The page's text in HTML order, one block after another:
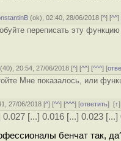
(ok), 02:40, 28/06/2018 [^] [^^]
переписать эту
(40), 20:54, 27/06/2018 [^] [^^] [^^^] [
Мне показалось, или
27/06/2018 [^] [^^] [^^^] [ответить][↑
[...] 0.016 [...] 0.023 [...]
бенчат так,